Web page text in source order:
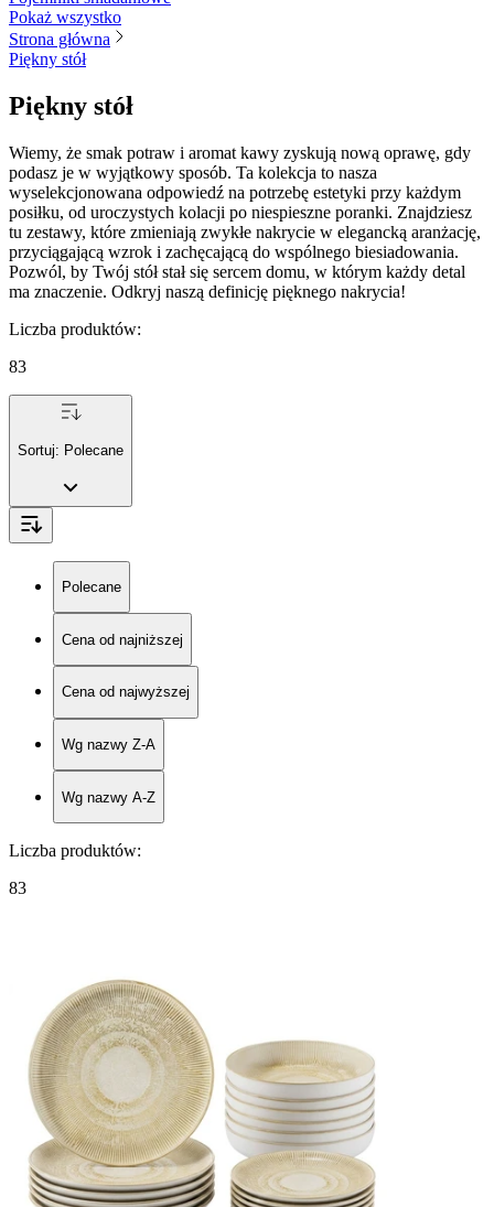
Pokaż wszystko
Strona główna
Piękny stół
Piękny stół
Wiemy, że smak potraw i aromat kawy zyskują nową oprawę, gdy
podasz je w wyjątkowy sposób. Ta kolekcja to nasza
wyselekcjonowana odpowiedź na potrzebę estetyki przy każdym
posiłku, od uroczystych kolacji po niespieszne poranki. Znajdziesz
tu zestawy, które zmieniają zwykłe nakrycie w elegancką aranżację,
przyciągającą wzrok i zachęcającą do wspólnego biesiadowania.
Pozwól, by Twój stół stał się sercem domu, w którym każdy detal
ma znaczenie. Odkryj naszą definicję pięknego nakrycia!
Liczba produktów:
83
Sortuj: Polecane
Polecane
Cena od najniższej
Cena od najwyższej
Wg nazwy Z-A
Wg nazwy A-Z
Liczba produktów:
83